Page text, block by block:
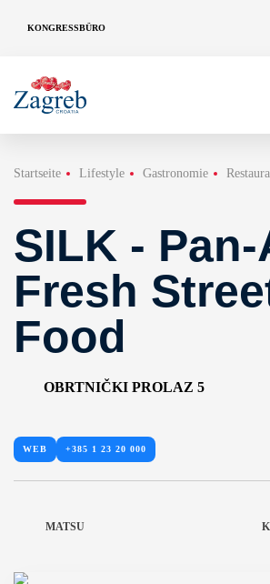
KONGRESSBÜRO
Startseite Lifestyle Gastronomie
SILK -
Fresh
Food
OBRTNIČKI PROLAZ 5
WEB +385 1 23 20 000
MATSU